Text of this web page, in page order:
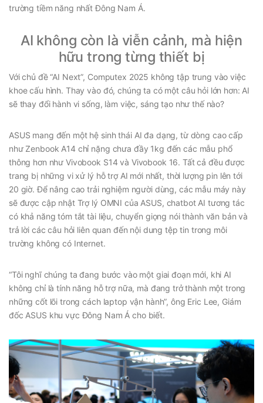
trường tiềm năng nhất Đông Nam Á.
AI không còn là viễn cảnh, mà hiện
hữu trong từng thiết bị
Với chủ đề “AI Next”, Computex 2025 không tập trung vào việc
khoe cấu hình. Thay vào đó, chúng ta có một câu hỏi lớn hơn: AI
sẽ thay đổi hành vi sống, làm việc, sáng tạo như thế nào?
ASUS mang đến một hệ sinh thái AI đa dạng, từ dòng cao cấp
như Zenbook A14 chỉ nặng chưa đầy 1kg đến các mẫu phổ
thông hơn như Vivobook S14 và Vivobook 16. Tất cả đều được
trang bị những vi xử lý hỗ trợ AI mới nhất, thời lượng pin lên tới
20 giờ. Để nâng cao trải nghiệm người dùng, các mẫu máy này
sẽ được cập nhật Trợ lý OMNI của ASUS, chatbot AI tương tác
có khả năng tóm tắt tài liệu, chuyển giọng nói thành văn bản và
trả lời các câu hỏi liên quan đến nội dung tệp tin trong môi
trường không có Internet.
“Tôi nghĩ chúng ta đang bước vào một giai đoạn mới, khi AI
không chỉ là tính năng hỗ trợ nữa, mà đang trở thành một trong
những cốt lõi trong cách laptop vận hành”, ông Eric Lee, Giám
đốc ASUS khu vực Đông Nam Á cho biết.